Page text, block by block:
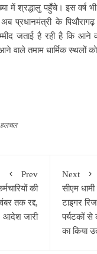
में श्रद्धालु पहुँचे। इस वर्ष
अब प्रधानमंत्री के
जताई है रही है कि आने
वाले तमाम धार्मिक स्थलों
हलचल
Prev
की
तक रद्द,
आदेश जारी
Next
सीएम
टाइगर
पर्यटकों से
का किया